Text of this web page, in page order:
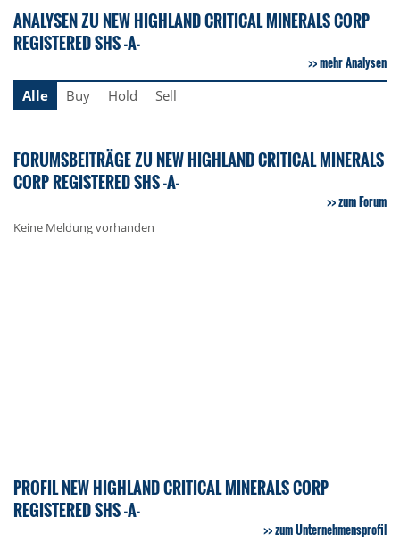
ANALYSEN ZU NEW HIGHLAND CRITICAL MINERALS CORP
REGISTERED SHS -A-
mehr Analysen
Alle
Buy Hold Sell
FORUMSBEITRÄGE ZU NEW HIGHLAND CRITICAL MINERALS
CORP REGISTERED SHS -A-
zum Forum
Keine Meldung vorhanden
PROFIL NEW HIGHLAND CRITICAL MINERALS CORP
REGISTERED SHS -A-
zum Unternehmensprofil